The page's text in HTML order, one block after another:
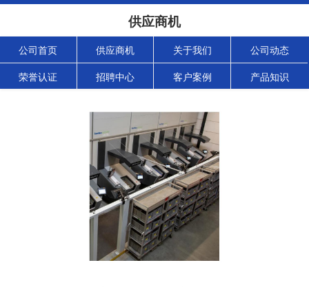
供应商机
公司首页 供应商机 关于我们 公司动态
荣誉认证 招聘中心 客户案例 产品知识